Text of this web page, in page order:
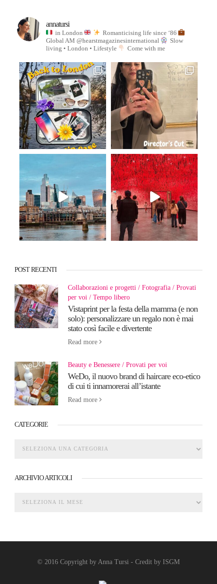
annatursi
in London
Romanticising life since ‘86
Global AM @hearstmagazinesinternational
Slow
living • London • Lifestyle
Come with me
POST RECENTI
Collaborazioni e progetti Fotografia
Provati
per voi
Tempo libero
Vistaprint per la festa della mamma (e non
solo): personalizzare un regalo non è mai
stato così facile e divertente
Read more
Beauty e Benessere Provati per voi
WeDo, il nuovo brand di haircare eco-etico
di cui ti innamorerai all’istante
Read more
CATEGORIE
ARCHIVIO ARTICOLI
© 2016 Copyright by Anna Tursi - Credit by ISGM